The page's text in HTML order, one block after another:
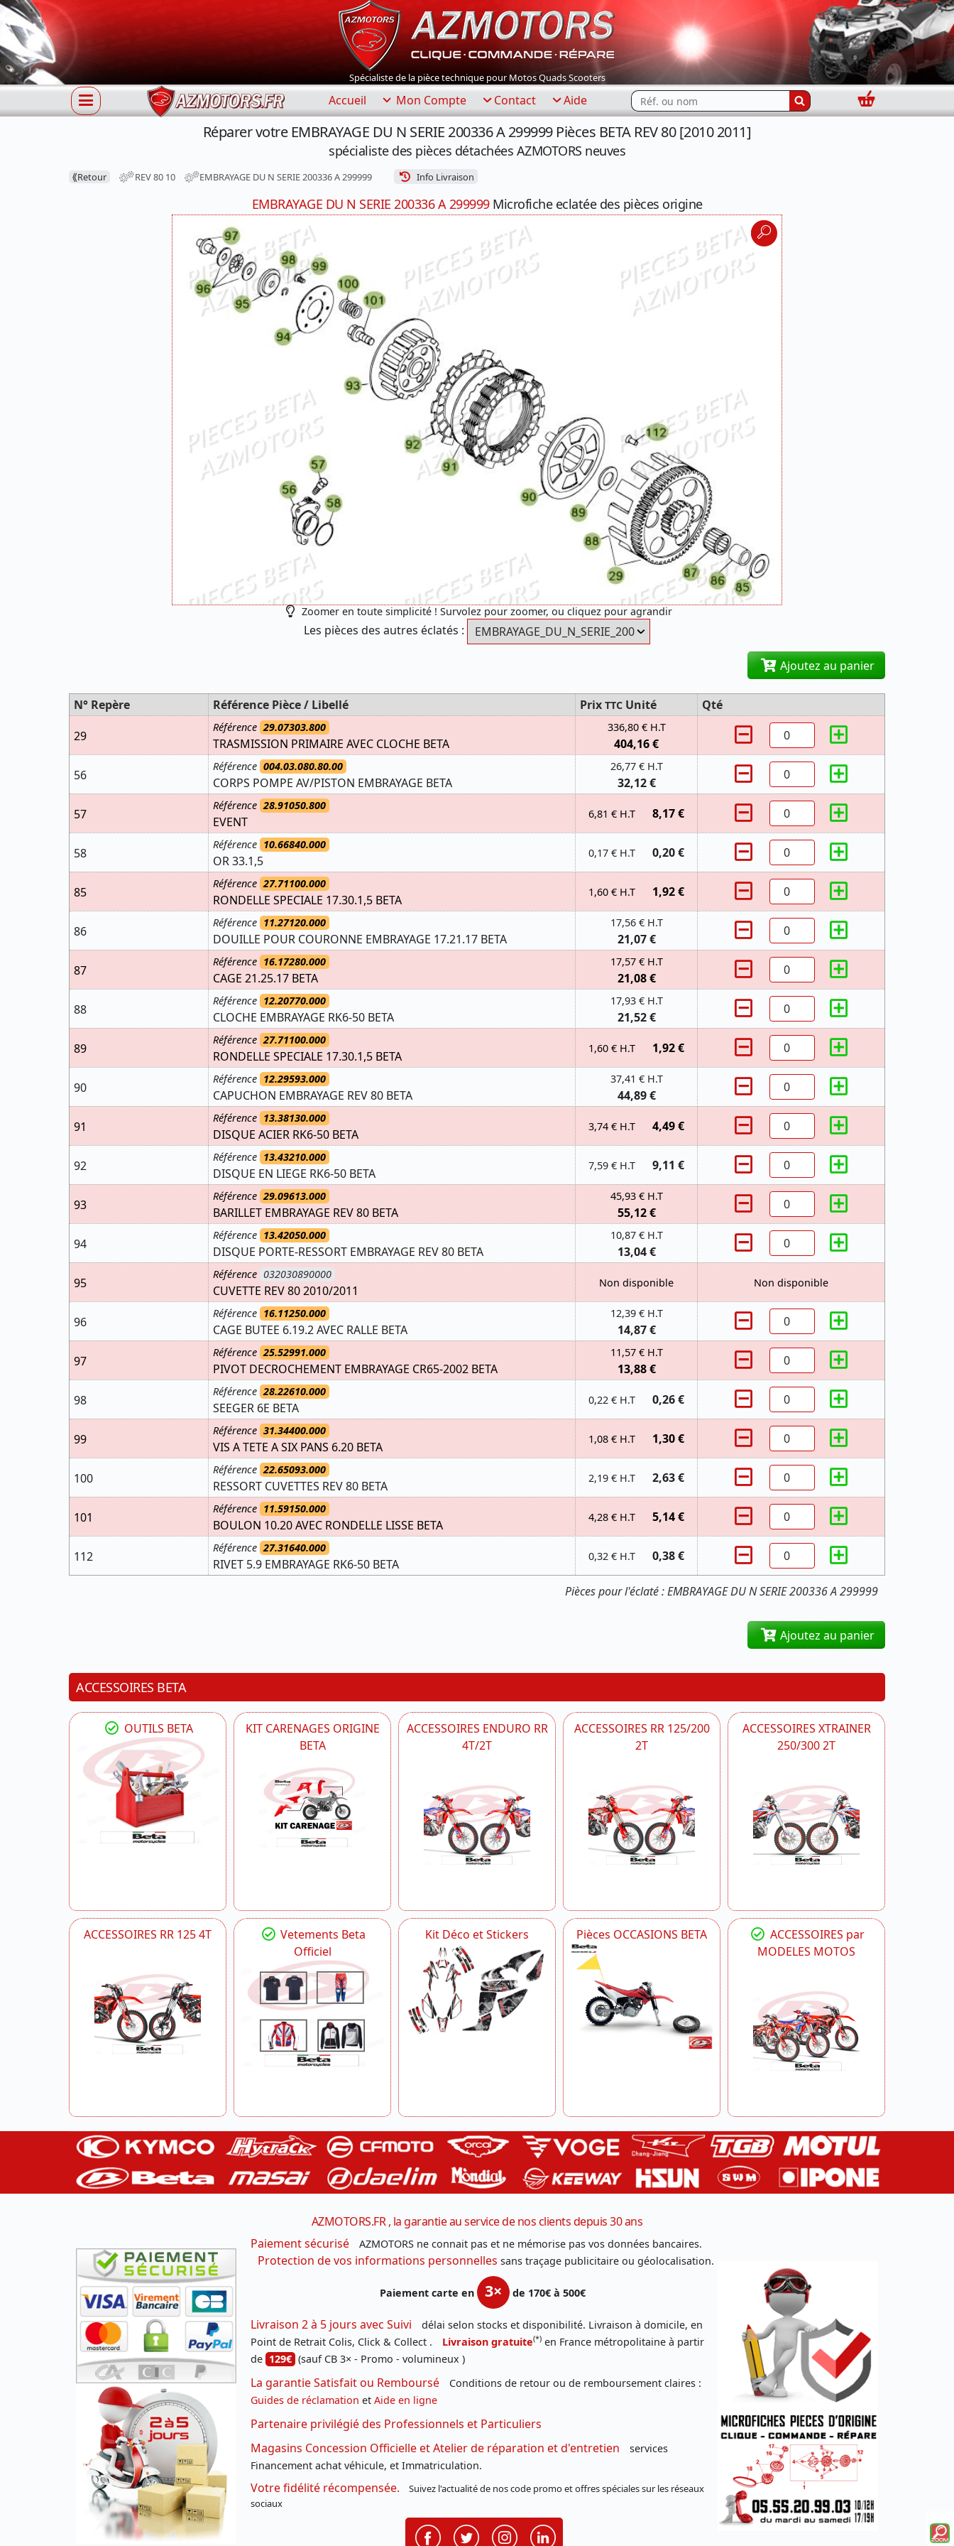
Spécialiste de la pièce technique pour Motos Quads Scooters
Accueil Mon Compte Contact Aide Rechercher...
Panier
Réparer votre EMBRAYAGE DU N SERIE 200336 A 299999 Pièces BETA REV 80 [2010 2011]
spécialiste des pièces détachées AZMOTORS neuves
⟪Retour REV 80 10 EMBRAYAGE DU N SERIE 200336 A 299999 Info Livraison
EMBRAYAGE DU N SERIE 200336 A 299999Microfiche eclatée des pièces origine
Zoomer en toute simplicité ! Survolez pour zoomer, ou cliquez pour agrandir
Les pièces des autres éclatés :
Ajoutez au panier
Pièces pour l'éclaté : EMBRAYAGE DU N SERIE 200336 A 299999
N° Repère Référence Pièce / Libellé Prix TTC Unité
Qté
29
Référence 29.07303.800
TRASMISSION PRIMAIRE AVEC CLOCHE BETA
336,80 € H.T
404,16 €
56
Référence 004.03.080.80.00
CORPS POMPE AV/PISTON EMBRAYAGE BETA
26,77 € H.T
32,12 €
57
Référence 28.91050.800
EVENT
6,81 € H.T 8,17 €
58
Référence 10.66840.000
OR 33.1,5
0,17 € H.T 0,20 €
85
Référence 27.71100.000
RONDELLE SPECIALE 17.30.1,5 BETA
1,60 € H.T 1,92 €
86
Référence 11.27120.000
DOUILLE POUR COURONNE EMBRAYAGE 17.21.17 BETA
17,56 € H.T
21,07 €
87
Référence 16.17280.000
CAGE 21.25.17 BETA
17,57 € H.T
21,08 €
88
Référence 12.20770.000
CLOCHE EMBRAYAGE RK6-50 BETA
17,93 € H.T
21,52 €
89
Référence 27.71100.000
RONDELLE SPECIALE 17.30.1,5 BETA
1,60 € H.T 1,92 €
90
Référence 12.29593.000
CAPUCHON EMBRAYAGE REV 80 BETA
37,41 € H.T
44,89 €
91
Référence 13.38130.000
DISQUE ACIER RK6-50 BETA
3,74 € H.T 4,49 €
92
Référence 13.43210.000
DISQUE EN LIEGE RK6-50 BETA
7,59 € H.T 9,11 €
93
Référence 29.09613.000
BARILLET EMBRAYAGE REV 80 BETA
45,93 € H.T
55,12 €
94
Référence 13.42050.000
DISQUE PORTE-RESSORT EMBRAYAGE REV 80 BETA
10,87 € H.T
13,04 €
95
Référence 032030890000
CUVETTE REV 80 2010/2011
Non disponible Non disponible
96
Référence 16.11250.000
CAGE BUTEE 6.19.2 AVEC RALLE BETA
12,39 € H.T
14,87 €
97
Référence 25.52991.000
PIVOT DECROCHEMENT EMBRAYAGE CR65-2002 BETA
11,57 € H.T
13,88 €
98
Référence 28.22610.000
SEEGER 6E BETA
0,22 € H.T 0,26 €
99
Référence 31.34400.000
VIS A TETE A SIX PANS 6.20 BETA
1,08 € H.T 1,30 €
100
Référence 22.65093.000
RESSORT CUVETTES REV 80 BETA
2,19 € H.T 2,63 €
101
Référence 11.59150.000
BOULON 10.20 AVEC RONDELLE LISSE BETA
4,28 € H.T 5,14 €
112
Référence 27.31640.000
RIVET 5.9 EMBRAYAGE RK6-50 BETA
0,32 € H.T 0,38 €
Ajoutez au panier
ACCESSOIRES BETA
OUTILS BETA
KIT CARENAGES ORIGINE
BETA
ACCESSOIRES ENDURO RR
4T/2T
ACCESSOIRES RR 125/200
2T
ACCESSOIRES XTRAINER
250/300 2T
ACCESSOIRES RR 125 4T
Vetements Beta
Officiel
Kit Déco et Stickers Pièces OCCASIONS BETA
ACCESSOIRES par
MODELES MOTOS
AZMOTORS.FR , la garantie au service de nos clients depuis 30 ans
Paiement sécurisé
AZMOTORS ne connait pas et ne mémorise pas vos données bancaires.
Protection de vos informations personnelles sans traçage publicitaire ou géolocalisation.
Paiement carte en 3× de 170€ à 500€
Livraison 2 à 5 jours avec Suivi
délai selon stocks et disponibilité. Livraison à domicile, en
Point de Retrait Colis, Click & Collect .
Livraison gratuite(*) en France métropolitaine à partir
de 129€ (sauf CB 3× - Promo - volumineux )
La garantie Satisfait ou Remboursé
Conditions de retour ou de remboursement claires :
Guides de réclamation et Aide en ligne
Partenaire privilégié des Professionnels et Particuliers
Magasins Concession Officielle et Atelier de réparation et d'entretien
services
Financement achat véhicule, et Immatriculation.
Votre fidélité récompensée.
Suivez l'actualité de nos code promo et offres spéciales sur les réseaux
sociaux